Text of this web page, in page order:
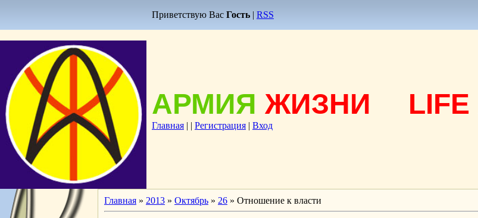
Приветствую Вас Гость | RSS
АРМИЯ ЖИЗНИ LIFE
Главная | | Регистрация | Вход
Главная » 2013 » Октябрь » 26 » Отношение к власти